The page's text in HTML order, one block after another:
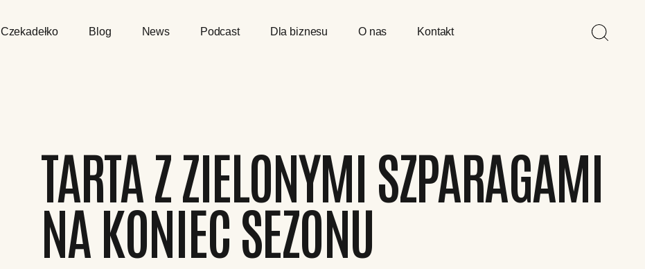
Czekadełko Blog News Podcast Dla biznesu O nas Kontakt
TARTA Z ZIELONYMI SZPARAGAMI
NA KONIEC SEZONU